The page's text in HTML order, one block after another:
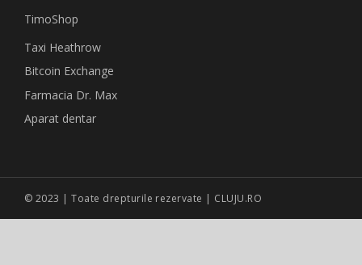
TimoShop
Taxi Heathrow
Bitcoin Exchange
Farmacia Dr. Max
Aparat dentar
© 2023 | Toate drepturile rezervate | CLUJU.RO